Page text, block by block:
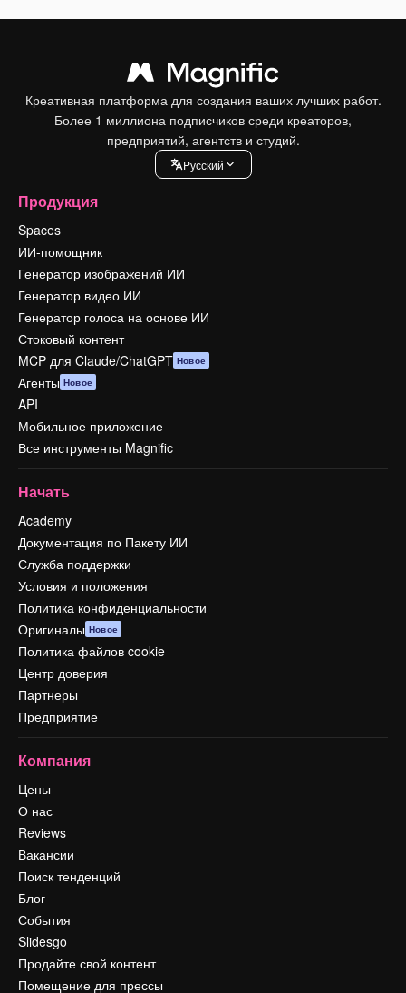
Креативная платформа для создания ваших лучших работ.
Более 1 миллиона подписчиков среди креаторов,
предприятий, агентств и студий.
Pусский
Продукция
Spaces
ИИ-помощник
Генератор изображений ИИ
Генератор видео ИИ
Генератор голоса на основе ИИ
Стоковый контент
MCP для Claude/ChatGPT Новое
Агенты Новое
API
Мобильное приложение
Все инструменты Magnific
Начать
Academy
Документация по Пакету ИИ
Служба поддержки
Условия и положения
Политика конфиденциальности
Оригиналы Новое
Политика файлов cookie
Центр доверия
Партнеры
Предприятие
Компания
Цены
О нас
Reviews
Вакансии
Поиск тенденций
Блог
События
Slidesgo
Продайте свой контент
Помещение для прессы